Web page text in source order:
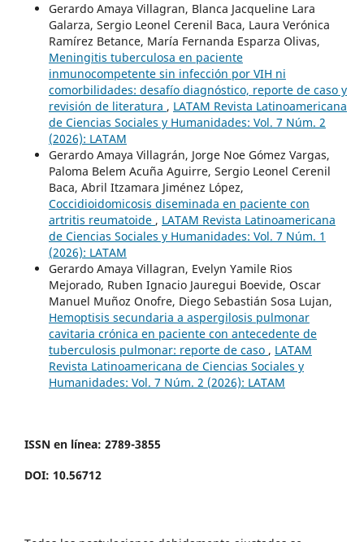
Gerardo Amaya Villagran, Blanca Jacqueline Lara
Galarza, Sergio Leonel Cerenil Baca, Laura Verónica
Ramírez Betance, María Fernanda Esparza Olivas,
Meningitis tuberculosa en paciente
inmunocompetente sin infección por VIH ni
comorbilidades: desafío diagnóstico, reporte de caso y
revisión de literatura , LATAM Revista Latinoamericana
de Ciencias Sociales y Humanidades: Vol. 7 Núm. 2
(2026): LATAM
Gerardo Amaya Villagrán, Jorge Noe Gómez Vargas,
Paloma Belem Acuña Aguirre, Sergio Leonel Cerenil
Baca, Abril Itzamara Jiménez López,
Coccidioidomicosis diseminada en paciente con
artritis reumatoide , LATAM Revista Latinoamericana
de Ciencias Sociales y Humanidades: Vol. 7 Núm. 1
(2026): LATAM
Gerardo Amaya Villagran, Evelyn Yamile Rios
Mejorado, Ruben Ignacio Jauregui Boevide, Oscar
Manuel Muñoz Onofre, Diego Sebastián Sosa Lujan,
Hemoptisis secundaria a aspergilosis pulmonar
cavitaria crónica en paciente con antecedente de
tuberculosis pulmonar: reporte de caso , LATAM
Revista Latinoamericana de Ciencias Sociales y
Humanidades: Vol. 7 Núm. 2 (2026): LATAM
ISSN en línea: 2789-3855
DOI: 10.56712